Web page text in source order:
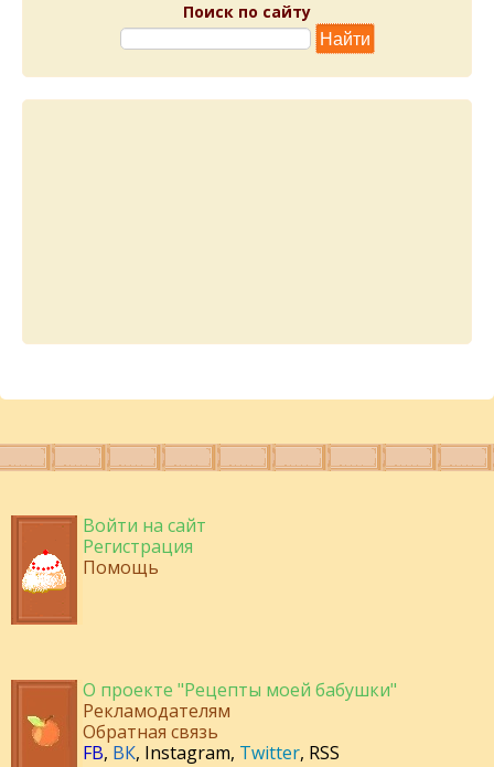
Поиск по сайту
Войти на сайт
Регистрация
Помощь
О проекте "Рецепты моей бабушки"
Рекламодателям
Обратная связь
FB, ВК, Instagram, Twitter, RSS